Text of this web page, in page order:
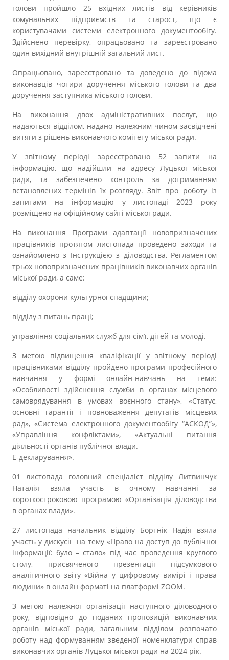
голови пройшло 25 вхідних листів від керівників
комунальних підприємств та старост, що є
користувачами системи електронного документообігу.
Здійснено перевірку, опрацьовано та зареєстровано
один вихідний внутрішній загальний лист.
Опрацьовано, зареєстровано та доведено до відома
виконавців чотири доручення міського голови та два
доручення заступника міського голови.
На виконання двох адміністративних послуг, що
надаються відділом, надано належним чином засвідчені
витяги з рішень виконавчого комітету міської ради.
У звітному періоді зареєстровано 52 запити на
інформацію, що надійшли на адресу Луцької міської
ради, та забезпечено контроль за дотриманням
встановлених термінів їх розгляду. Звіт про роботу із
запитами на інформацію у листопаді 2023 року
розміщено на офіційному сайті міської ради.
На виконання Програми адаптації новопризначених
працівників протягом листопада проведено заходи та
ознайомлено з Інструкцією з діловодства, Регламентом
трьох новопризначених працівників виконавчих органів
міської ради, а саме:
відділу охорони культурної спадщини;
відділу з питань праці;
управління соціальних служб для сім’ї, дітей та молоді.
З метою підвищення кваліфікації у звітному періоді
працівниками відділу пройдено програми професійного
навчання у формі онлайн-навчань на теми:
«Особливості здійснення служби в органах місцевого
самоврядування в умовах воєнного стану», «Статус,
основні гарантії і повноваження депутатів місцевих
рад», «Система електронного документообігу “АСКОД”»,
«Управління конфліктами», «Актуальні питання
діяльності органів публічної влади.
Е-декларування».
01 листопада головний спеціаліст відділу Литвинчук
Наталія взяла участь в очному навчанні за
короткостроковою програмою «Організація діловодства
в органах влади».
27 листопада начальник відділу Бортнік Надія взяла
участь у дискусії на тему «Право на доступ до публічної
інформації: було – стало» під час проведення круглого
столу, присвяченого презентації підсумкового
аналітичного звіту «Війна у цифровому вимірі і права
людини» в онлайн форматі на платформі ZOOM.
З метою належної організації наступного діловодного
року, відповідно до поданих пропозицій виконавчих
органів міської ради, загальним відділом розпочато
роботу над формуванням зведеної номенклатури справ
виконавчих органів Луцької міської ради на 2024 рік.